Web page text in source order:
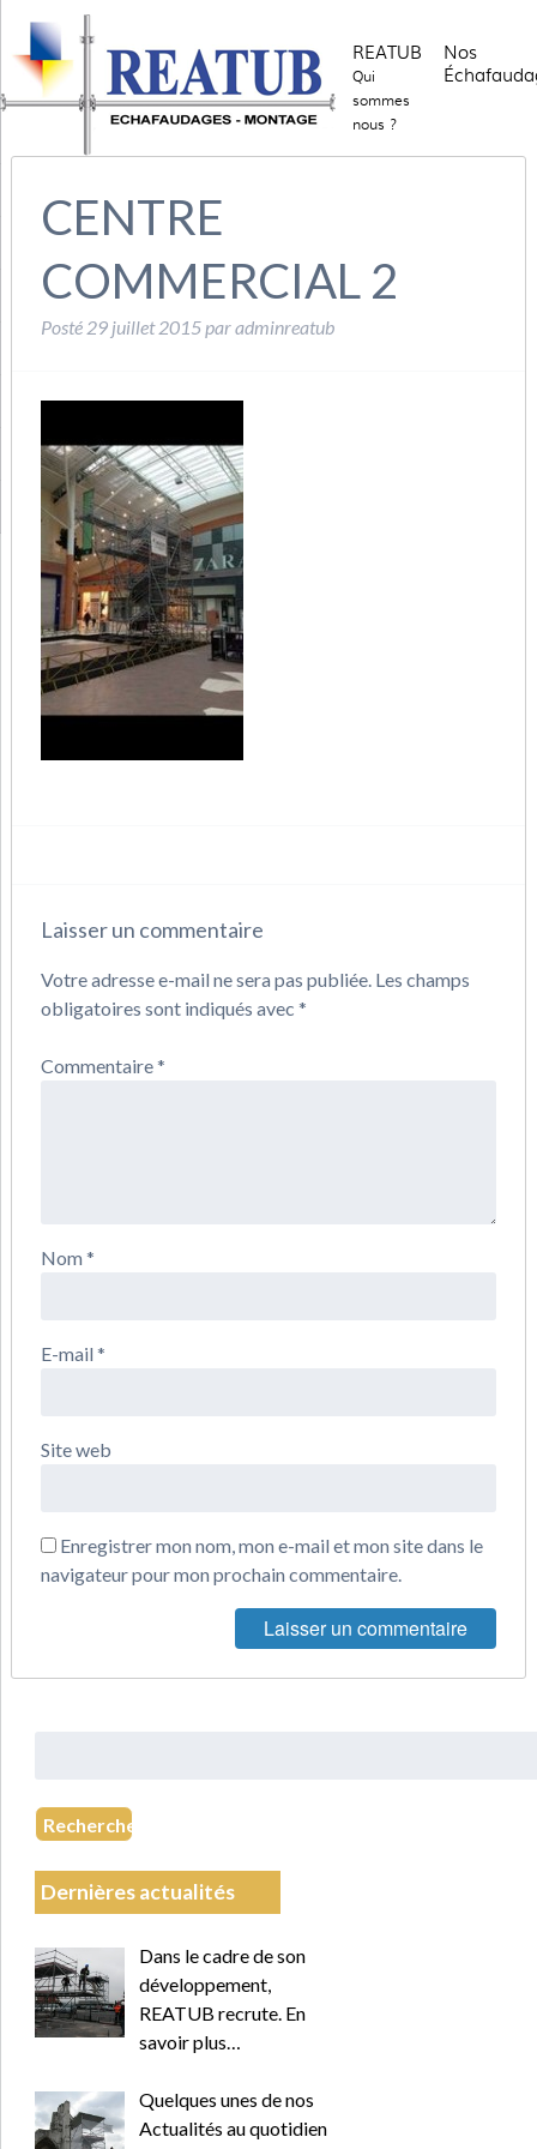
REATUB
Qui
sommes
nous ?
Nos
CENTRE
COMMERCIAL 2
Posté 29 juillet 2015paradminreatub
Laisser un commentaire
Votre adresse e-mail ne sera pas publiée. Les champs
obligatoires sont indiqués avec *
Commentaire*
Nom *
E-mail *
Site web
Enregistrer mon nom, mon e-mail et mon site dans le
navigateur pour mon prochain commentaire.
Recherche
Dernières actualités
Dans le cadre de son
développement,
REATUB recrute. En
savoir plus…
Quelques unes de nos
Actualités au quotidien